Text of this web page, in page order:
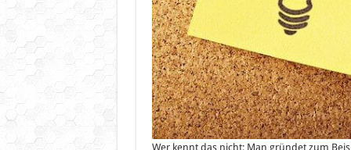
Wer kennt das nicht: Man gründet zum